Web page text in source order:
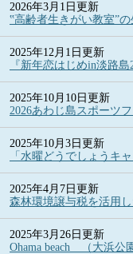
2026年3月1日更新
‟高齢者生きがい教室”
2025年12月1日更新
『新年恋はじめin淡路
2025年10月10日更新
2026あわじ島スポーツ
2025年10月3日更新
「水曜どうでしょうキ
2025年4月7日更新
森林環境譲与税を活用
2025年3月26日更新
Ohama beach （大浜公